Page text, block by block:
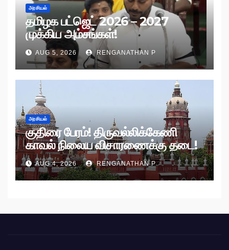
அரசியல்
தமிழக பட்ஜெட் 2026 – 2027
முக்கிய அம்சங்கள்!
AUG 5, 2026 RENGANATHAN P
அரசியல்
குதிரை பேரம்! திருவல்லிக்கேணி
காவல் நிலைய விசாரணைக்கு தடை!
AUG 4, 2026 RENGANATHAN P